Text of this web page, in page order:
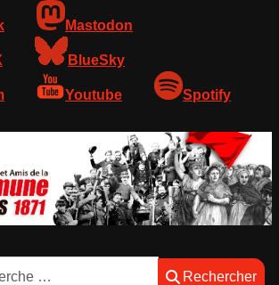
Mastodon
BlueSky
Youtube Spotify
Rechercher